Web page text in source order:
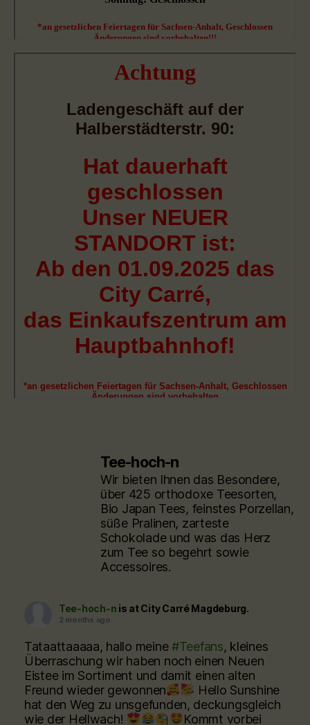
Tee-hoch-n
Wir bieten Ihnen das Besondere,
über 425 orthodoxe Teesorten,
Bio Japan Tees, feinstes Porzellan,
süße Pralinen, zarteste
Schokolade und was das Herz
zum Tee so begehrt sowie
Accessoires.
Tee-hoch-n is at City Carré Magdeburg.
2 months ago
Tataattaaaaa, hallo meine#Teefans, kleines
Überraschung wir haben noch einen Neuen
Eistee im Sortiment und damit einen alten
Freund wieder gewonnen
Hello Sunshine
hat den Weg zu unsgefunden, deckungsgleich
wie der Hellwach!
Kommt vorbei